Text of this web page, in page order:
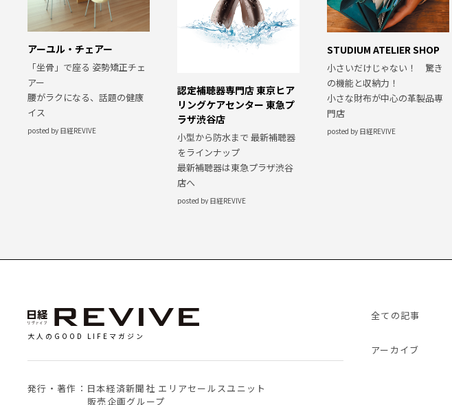
アーユル・チェアー
「坐骨」で座る 姿勢矯正チェ
アー
腰がラクになる、話題の健康
イス
posted by 日経REVIVE
認定補聴器専門店 東京ヒア
リングケアセンター 東急プ
ラザ渋谷店
小型から防水まで 最新補聴器
をラインナップ
最新補聴器は東急プラザ渋谷
店へ
posted by 日経REVIVE
STUDIUM ATELIER SHOP
小さいだけじゃない！ 驚き
の機能と収納力！
小さな財布が中心の革製品専
門店
posted by 日経REVIVE
大人のGOOD LIFEマガジン
発行・著作：日本経済新聞社 エリアセールスユニット
販売企画グループ
全ての記事
アーカイブ